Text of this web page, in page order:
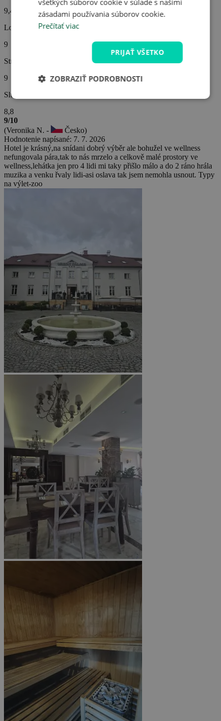
9,4
Lokalita hotela
9
Strava
9
Služby hotela
8,8
9/10
(Veronika N. -
Česko)
Hodnotenie napísané: 7. 7. 2026
Hotel je krásný,na snídani dobrý výběr ale bohužel ve wellness
nefungovala pára,tak to nás mrzelo a celkově malé prostory ve
wellness,lehátka jen pro 4 lidi mi taky přišlo málo a do 2 ráno hrála
muzika a venku řvaly lidi-asi oslava tak jsem nemohla usnout. Typy
na výlet-zoo
všetkých súborov cookie v súlade s našimi
zásadami používania súborov cookie.
Prečítať viac
PRIJAŤ VŠETKO
ZOBRAZIŤ PODROBNOSTI